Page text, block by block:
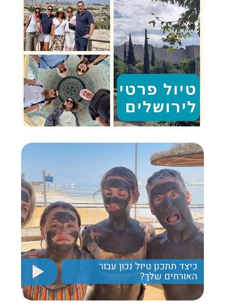
כיצד תתכנן טיול נכון עבור
האורחים שלך?
יריב חן, מציג את הקווים המנחים לבניית טיול נכון עבור
תיירים בישראל